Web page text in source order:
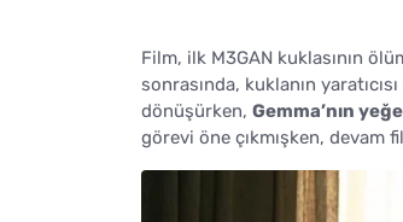
Film, ilk M3GAN kuklasının
sonrasında, kuklanın
dönüşürken, Gemma’nın
görevi öne çıkmışken, devam